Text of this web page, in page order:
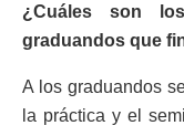
¿Cuáles son
graduandos que
A los graduandos
la práctica y el